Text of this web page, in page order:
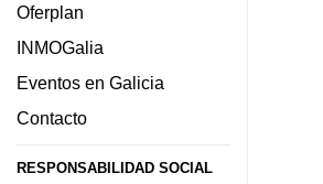
Oferplan
INMOGalia
Eventos en Galicia
Contacto
RESPONSABILIDAD SOCIAL